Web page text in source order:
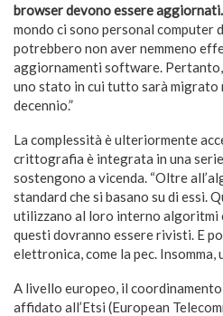
browser devono essere aggiornati.
mondo ci sono personal computer
potrebbero non aver nemmeno
aggiornamenti software.
uno stato in cui tutto sarà migrato
decennio.”
La complessità è ulteriormente
crittografia è integrata in una
sostengono a vicenda. “Oltre
standard che si basano su di essi.
utilizzano al loro interno algoritmi
questi dovranno essere rivisti. E
elettronica, come la pec. Insomma,
A livello europeo, il
affidato all’Etsi (European